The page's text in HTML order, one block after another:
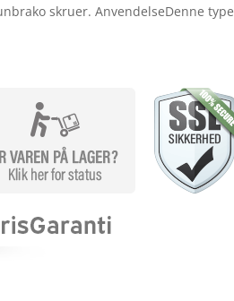
skruer. AnvendelseDenne type